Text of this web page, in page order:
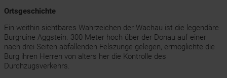
Ortsgeschichte
Ein weithin sichtbares Wahrzeichen der Wachau ist die legendäre
Burgruine Aggstein. 300 Meter hoch über der Donau auf einer
nach drei Seiten abfallenden Felszunge gelegen, ermöglichte die
Burg ihren Herren von alters her die Kontrolle des
Durchzugsverkehrs.